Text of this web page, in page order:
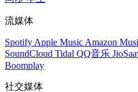
流媒体
Spotify Apple Music Amazon
SoundCloud Tidal QQ音乐
Boomplay
社交媒体